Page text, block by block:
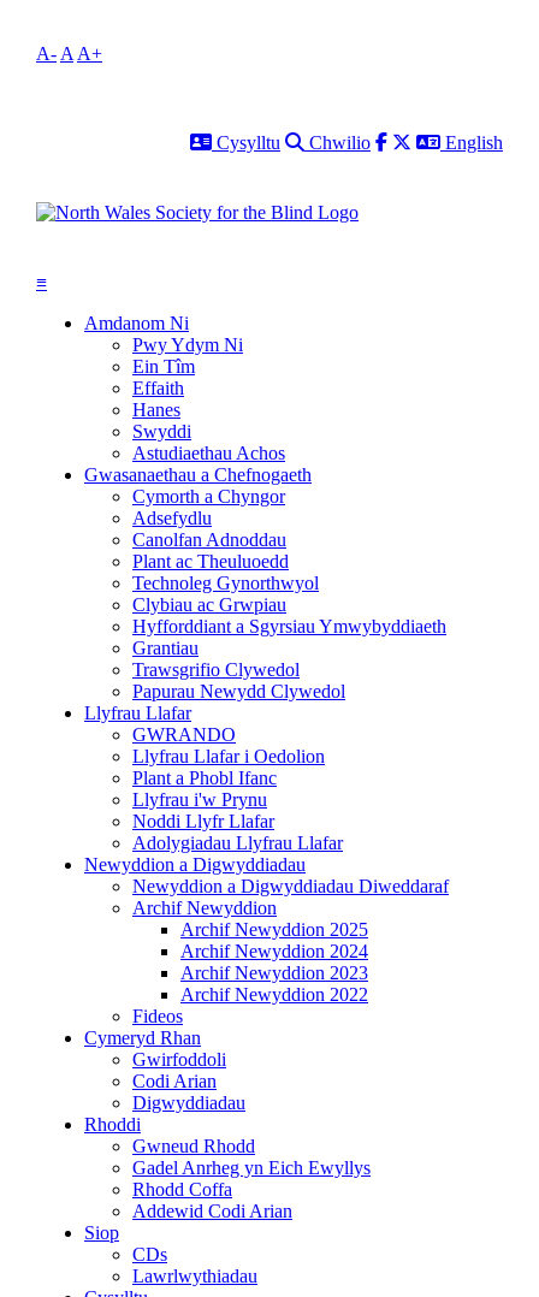
A- A A+
Cysylltu
Cysylltu Chwilio
Chwilio Facebook
TwitterEnglish
English
≡
Amdanom Ni
Pwy Ydym Ni
Ein Tîm
Effaith
Hanes
Swyddi
Astudiaethau Achos
Gwasanaethau a Chefnogaeth
Cymorth a Chyngor
Adsefydlu
Canolfan Adnoddau
Plant ac Theuluoedd
Technoleg Gynorthwyol
Clybiau ac Grwpiau
Hyfforddiant a Sgyrsiau Ymwybyddiaeth
Grantiau
Trawsgrifio Clywedol
Papurau Newydd Clywedol
Llyfrau Llafar
GWRANDO
Llyfrau Llafar i Oedolion
Plant a Phobl Ifanc
Llyfrau i'w Prynu
Noddi Llyfr Llafar
Adolygiadau Llyfrau Llafar
Newyddion a Digwyddiadau
Newyddion a Digwyddiadau Diweddaraf
Archif Newyddion
Archif Newyddion 2025
Archif Newyddion 2024
Archif Newyddion 2023
Archif Newyddion 2022
Fideos
Cymeryd Rhan
Gwirfoddoli
Codi Arian
Digwyddiadau
Rhoddi
Gwneud Rhodd
Gadel Anrheg yn Eich Ewyllys
Rhodd Coffa
Addewid Codi Arian
Siop
CDs
Lawrlwythiadau